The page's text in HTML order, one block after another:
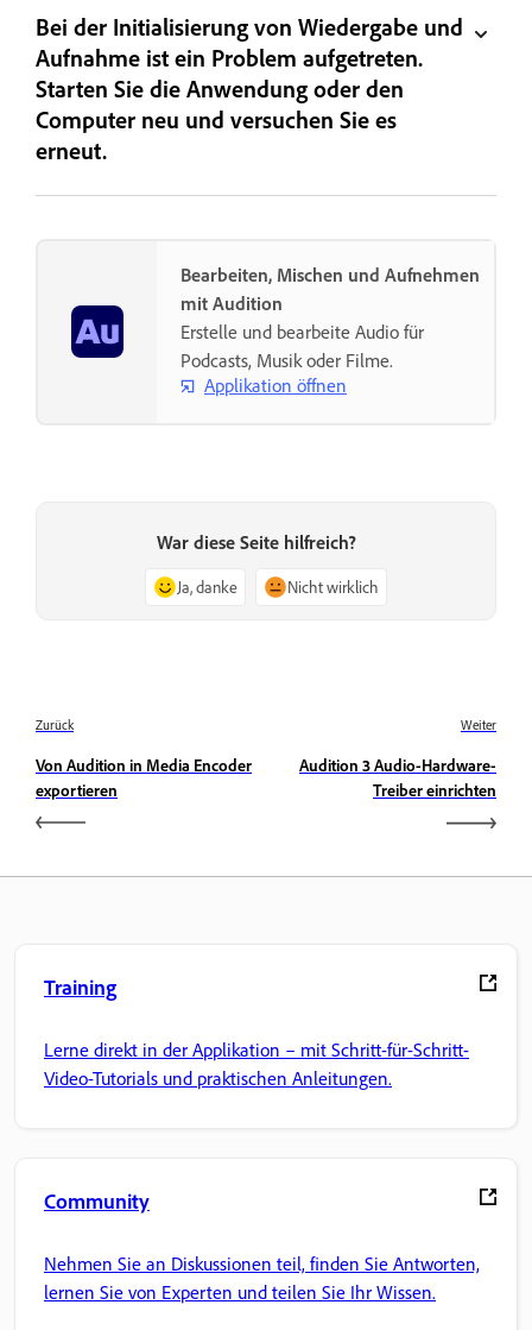
Bei der Initialisierung von Wiedergabe und
Aufnahme ist ein Problem aufgetreten.
Starten Sie die Anwendung oder den
Computer neu und versuchen Sie es
erneut.
Bearbeiten, Mischen und Aufnehmen
mit Audition
Erstelle und bearbeite Audio für
Podcasts, Musik oder Filme.
Applikation öffnen
War diese Seite hilfreich?
Ja, danke Nicht wirklich
Zurück
Von Audition in Media Encoder
exportieren
Weiter
Audition 3 Audio-Hardware-
Treiber einrichten
Training
Lerne direkt in der Applikation – mit Schritt-für-Schritt-
Video-Tutorials und praktischen Anleitungen.
Community
Nehmen Sie an Diskussionen teil, finden Sie Antworten,
lernen Sie von Experten und teilen Sie Ihr Wissen.